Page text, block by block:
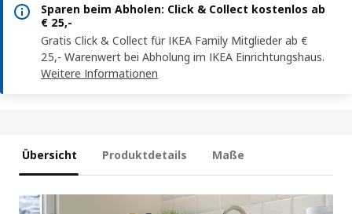
Sparen beim Abholen: Click & Collect kostenlos ab
€ 25,-
Gratis Click & Collect für IKEA Family Mitglieder ab €
25,- Warenwert bei Abholung im IKEA Einrichtungshaus.
Weitere Informationen
Übersicht Produktdetails Maße